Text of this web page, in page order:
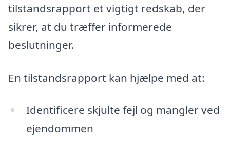
tilstandsrapport et vigtigt redskab, der
sikrer, at du træffer informerede
beslutninger.
En tilstandsrapport kan hjælpe med at:
Identificere skjulte fejl og mangler ved
ejendommen